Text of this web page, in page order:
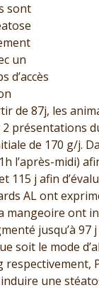
sont
un
d’accès
de 87j, les
présentations
de 170 g/j.
l’après-
j afin
AL ont
mangeoire ont
jusqu’à
soit le mode
une